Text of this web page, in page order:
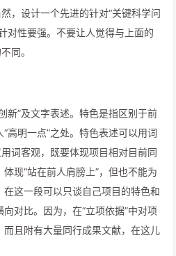
，设计一个先进的针对“关键科学问
对性要强。不要让人觉得与上面的
同。
新”及文字表述。特色是指区别于前
高明一点”之处。特色表述可以用词
词客观，既要体现项目相对目前同
现“站在前人肩膀上”，但也不能为
这一段可以只谈自己项目的特色和
对比。因为，在“立项依据”中对项
而且附有大量同行成果文献，在这儿